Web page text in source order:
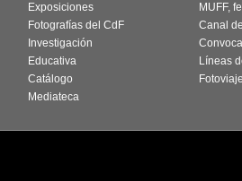
Exposiciones
Fotografías del CdF
Investigación
Educativa
Catálogo
Mediateca
MUFF,
Canal
Líneas